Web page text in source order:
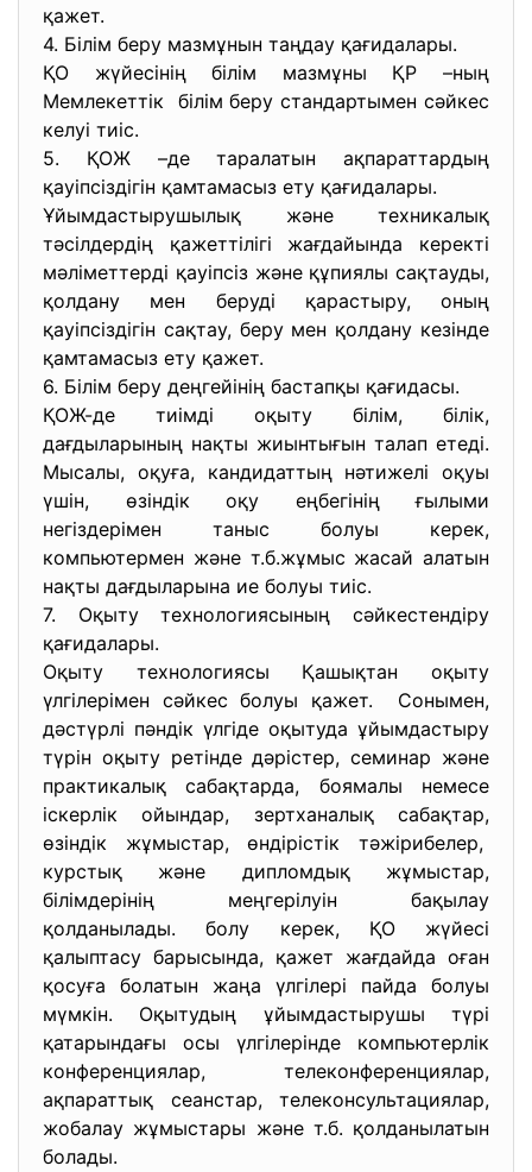
қажет.
4. Білім беру мазмұнын таңдау қағидалары.
ҚО жүйесінің білім мазмұны ҚР –ның
Мемлекеттік білім беру стандартымен сәйкес
келуі тиіс.
5. ҚОЖ –де таралатын ақпараттардың
қауіпсіздігін қамтамасыз ету қағидалары.
Ұйымдастырушылық және техникалық
тәсілдердің қажеттілігі жағдайында керекті
мәліметтерді қауіпсіз және құпиялы сақтауды,
қолдану мен беруді қарастыру, оның
қауіпсіздігін сақтау, беру мен қолдану кезінде
қамтамасыз ету қажет.
6. Білім беру деңгейінің бастапқы қағидасы.
ҚОЖ-де тиімді оқыту білім, білік,
дағдыларының нақты жиынтығын талап етеді.
Мысалы, оқуға, кандидаттың нәтижелі оқуы
үшін, өзіндік оқу еңбегінің ғылыми
негіздерімен таныс болуы керек,
компьютермен және т.б.жұмыс жасай алатын
нақты дағдыларына ие болуы тиіс.
7. Оқыту технологиясының сәйкестендіру
қағидалары.
Оқыту технологиясы Қашықтан оқыту
үлгілерімен сәйкес болуы қажет. Сонымен,
дәстүрлі пәндік үлгіде оқытуда ұйымдастыру
түрін оқыту ретінде дәрістер, семинар және
практикалық сабақтарда, боямалы немесе
іскерлік ойындар, зертханалық сабақтар,
өзіндік жұмыстар, өндірістік тәжірибелер,
курстық және дипломдық жұмыстар,
білімдерінің меңгерілуін бақылау
қолданылады. болу керек, ҚО жүйесі
қалыптасу барысында, қажет жағдайда оған
қосуға болатын жаңа үлгілері пайда болуы
мүмкін. Оқытудың ұйымдастырушы түрі
қатарындағы осы үлгілерінде компьютерлік
конференциялар, телеконференциялар,
ақпараттық сеанстар, телеконсультациялар,
жобалау жұмыстары және т.б. қолданылатын
болады.